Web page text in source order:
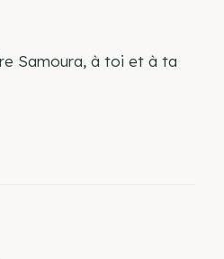
Samoura, à toi et à ta